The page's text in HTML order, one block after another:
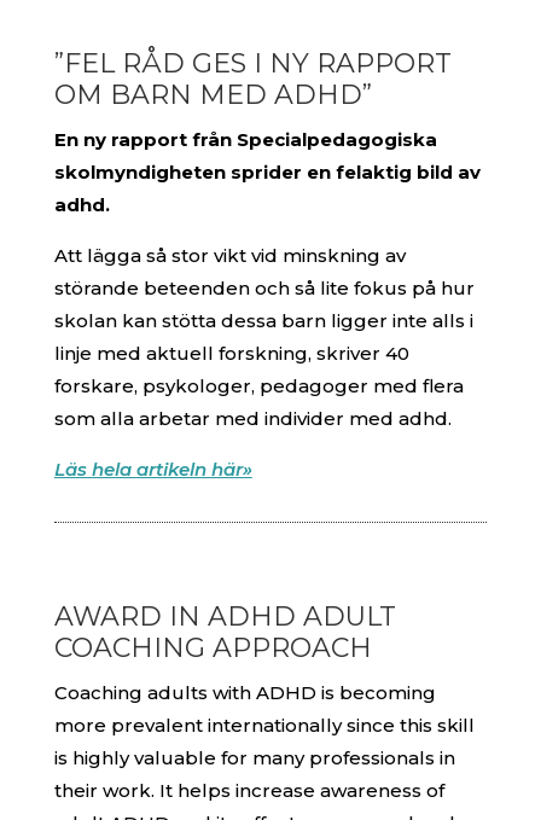
”FEL RÅD GES I NY RAPPORT
OM BARN MED ADHD”
En ny rapport från Specialpedagogiska
skolmyndigheten sprider en felaktig bild av
adhd.
Att lägga så stor vikt vid minskning av
störande beteenden och så lite fokus på hur
skolan kan stötta dessa barn ligger inte alls i
linje med aktuell forskning, skriver 40
forskare, psykologer, pedagoger med flera
som alla arbetar med individer med adhd.
Läs hela artikeln här»
AWARD IN ADHD ADULT
COACHING APPROACH
Coaching adults with ADHD is becoming
more prevalent internationally since this skill
is highly valuable for many professionals in
their work. It helps increase awareness of